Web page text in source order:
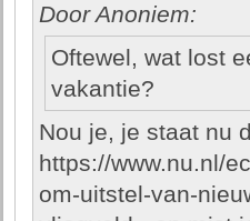
Door Anoniem:
Oftewel, wat lost
vakantie?
Nou je, je staat nu
https://www.nu.nl/
om-uitstel-van-